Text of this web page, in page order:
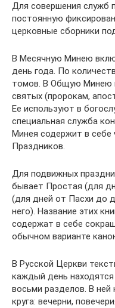
Для совершения служб
постоянную
церковные сборники
В Месячную Минею
день года. По
томов. В Общую Минею
святых (пророкам,
Ее используют в
специальная служба
Минея содержит в себе
Праздников.
Для подвижных
бывает Простая (для
(для дней от Пасхи до
него). Название этих
содержат в себе
обычном варианте
В Русской Церкви
каждый день
восьми разделов. В ней
круга: вечерни,